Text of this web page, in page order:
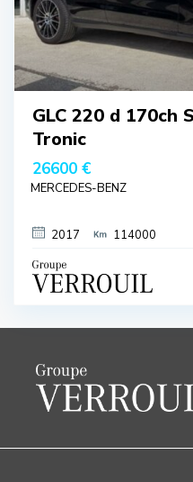
GLC 220 d 170ch
Tronic
26600 €
MERCEDES-BENZ
2017 114000